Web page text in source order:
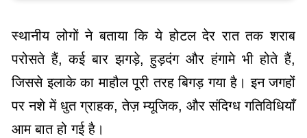
स्थानीय लोगों ने बताया कि ये होटल देर रात तक शराब
परोसते हैं, कई बार झगड़े, हुड़दंग और हंगामे भी होते हैं,
जिससे इलाके का माहौल पूरी तरह बिगड़ गया है। इन जगहों
पर नशे में धुत ग्राहक, तेज़ म्यूजिक, और संदिग्ध गतिविधियाँ
आम बात हो गई है।